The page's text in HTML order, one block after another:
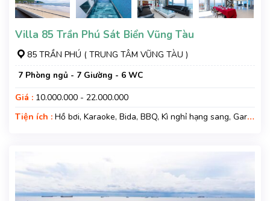
Villa 85 Trần Phú Sát Biển Vũng Tàu
85 TRẦN PHÚ ( TRUNG TÂM VŨNG TÀU )
7 Phòng ngủ - 7 Giường - 6 WC
Giá : 10.000.000 - 22.000.000
Tiện ích : Hồ bơi, Karaoke, Bida, BBQ, Kì nghỉ hạng sang, Gara